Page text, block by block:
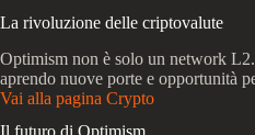
La rivoluzione delle criptovalute
Optimism non è solo un network
aprendo nuove porte e opportunità
Vai alla pagina Crypto